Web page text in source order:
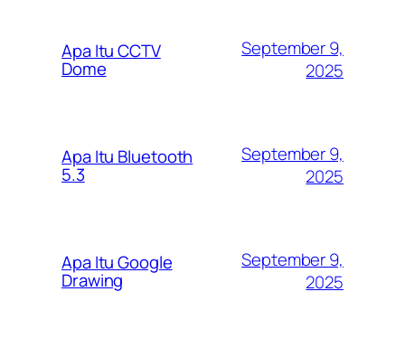
Apa Itu CCTV
Dome
September 9,
2025
Apa Itu Bluetooth
5.3
September 9,
2025
Apa Itu Google
Drawing
September 9,
2025